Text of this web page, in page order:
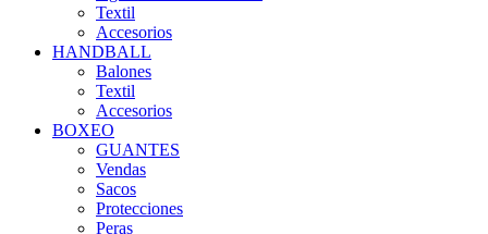
Textil
Accesorios
HANDBALL
Balones
Textil
Accesorios
BOXEO
GUANTES
Vendas
Sacos
Protecciones
Peras